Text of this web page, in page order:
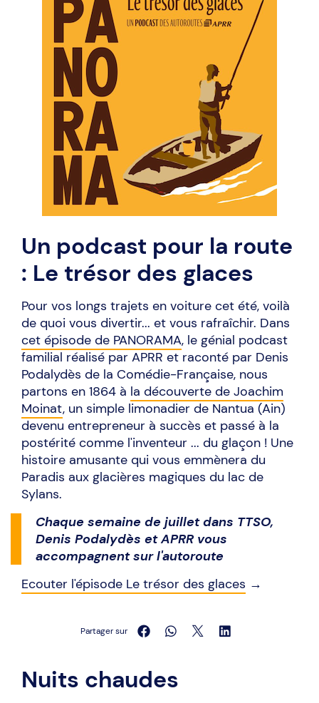
Un podcast pour la route
: Le trésor des glaces
Pour vos longs trajets en voiture cet été, voilà
de quoi vous divertir... et vous rafraîchir. Dans
cet épisode de PANORAMA, le génial podcast
familial réalisé par APRR et raconté par Denis
Podalydès de la Comédie-Française, nous
partons en 1864 à la découverte de Joachim
Moinat, un simple limonadier de Nantua (Ain)
devenu entrepreneur à succès et passé à la
postérité comme l'inventeur ... du glaçon ! Une
histoire amusante qui vous emmènera du
Paradis aux glacières magiques du lac de
Sylans.
Chaque semaine de juillet dans TTSO,
Denis Podalydès et APRR vous
accompagnent sur l'autoroute
Ecouter l'épisode Le trésor des glaces →
Partager sur
Nuits chaudes